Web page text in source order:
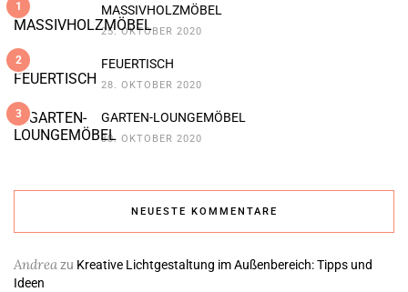
1 MASSIVHOLZMÖBEL
25. OKTOBER 2020
2 FEUERTISCH
28. OKTOBER 2020
3 GARTEN-LOUNGEMÖBEL
30. OKTOBER 2020
NEUESTE KOMMENTARE
Andreazu Kreative Lichtgestaltung im Außenbereich: Tipps und
Ideen